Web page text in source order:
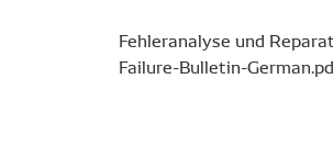
Fehleranalyse und
Failure-Bulletin-